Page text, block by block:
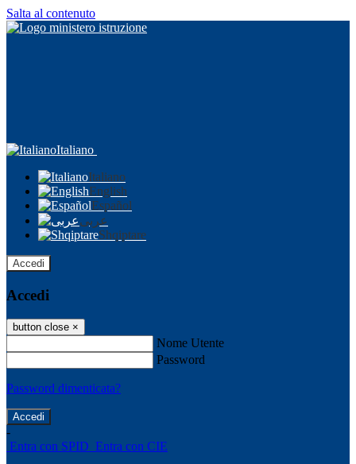
Salta al contenuto
Italiano
Italiano
English
Español
عربى
Shqiptare
Accedi
Accedi
button close ×
Nome Utente
Password
Password dimenticata?
-
Entra con SPID Entra con CIE